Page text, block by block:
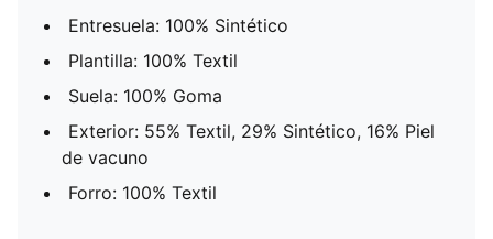
Entresuela: 100% Sintético
Plantilla: 100% Textil
Suela: 100% Goma
Exterior: 55% Textil, 29% Sintético, 16% Piel
de vacuno
Forro: 100% Textil